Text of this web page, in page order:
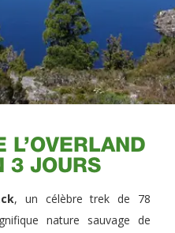
L’OVERLAND
3 JOURS
, un célèbre trek de 78
nature sauvage de